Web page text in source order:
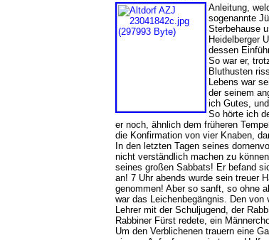
Anleitung,
sogenannte
Sterbehause
Heidelberger
dessen
So war er,
Bluthusten
Lebens war
der seinem
ich Gutes,
So hörte ich
er noch, ähnlich dem früheren
die Konfirmation von vier Knaben,
In den letzten Tagen seines
nicht verständlich machen zu
seines großen Sabbats! Er befand
an! 7 Uhr abends wurde sein treuer
genommen! Aber so sanft, so ohne
war das Leichenbegängnis. Den
Lehrer mit der Schuljugend, der
Rabbiner Fürst redete, ein
Um den Verblichenen trauern eine